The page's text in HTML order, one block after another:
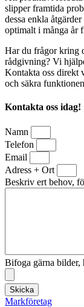
slipper framtida
dessa enkla
optimalt i många år
Har du frågor kring
rådgivning? Vi
Kontakta oss direkt
och säkra
Kontakta oss idag!
Namn
Telefon
Email
Adress + Ort
Beskriv ert behov,
Bifoga gärna bilder,
Skicka
Markföretag